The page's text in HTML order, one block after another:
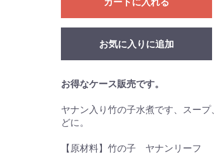
お気に入りに追加
お得なケース販売です。
ヤナン入り竹の子水煮です、スープ
どに。
【原材料】竹の子 ヤナンリーフ